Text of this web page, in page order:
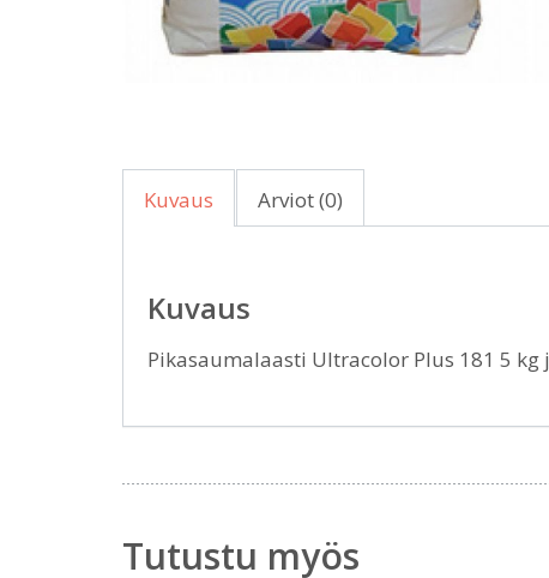
Kuvaus Arviot (0)
Kuvaus
Pikasaumalaasti Ultracolor Plus 181 5
Tutustu myös